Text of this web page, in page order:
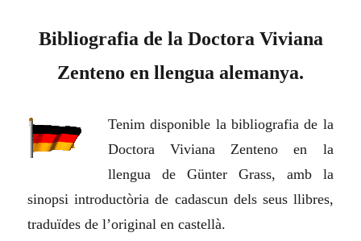
Bibliografia de la Doctora Viviana
Zenteno en llengua alemanya.
Tenim disponible la bibliografia de la
Doctora Viviana Zenteno en la
llengua de Günter Grass, amb la
sinopsi introductòria de cadascun dels seus llibres,
traduïdes de l’original en castellà.